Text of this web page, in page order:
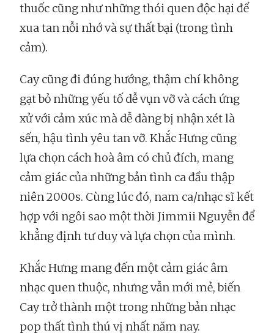
thuốc cũng như những thói quen độc hại để
xua tan nỗi nhớ và sự thất bại (trong tình
cảm).
Cay cũng đi đúng hướng, thậm chí không
gạt bỏ những yếu tố dễ vụn vỡ và cách ứng
xử với cảm xúc mà dễ dàng bị nhận xét là
sến, hậu tình yêu tan vỡ. Khắc Hưng cũng
lựa chọn cách hoà âm có chủ đích, mang
cảm giác của những bản tình ca đầu thập
niên 2000s. Cùng lúc đó, nam ca/nhạc sĩ kết
hợp với ngôi sao một thời Jimmii Nguyễn để
khẳng định tư duy và lựa chọn của mình.
Khắc Hưng mang đến một cảm giác âm
nhạc quen thuộc, nhưng vẫn mới mẻ, biến
Cay trở thành một trong những bản nhạc
pop thất tình thú vị nhất năm nay.